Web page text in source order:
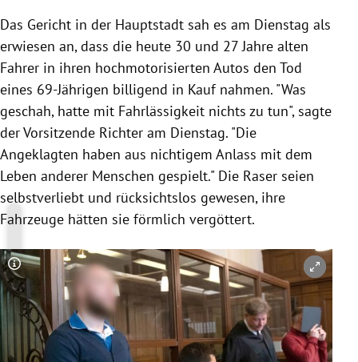
Das Gericht in der Hauptstadt sah es am Dienstag als
erwiesen an, dass die heute 30 und 27 Jahre alten
Fahrer in ihren hochmotorisierten Autos den Tod
eines 69-Jährigen billigend in Kauf nahmen. "Was
geschah, hatte mit Fahrlässigkeit nichts zu tun", sagte
der Vorsitzende Richter am Dienstag. "Die
Angeklagten haben aus nichtigem Anlass mit dem
Leben anderer Menschen gespielt." Die Raser seien
selbstverliebt und rücksichtslos gewesen, ihre
Fahrzeuge hätten sie förmlich vergöttert.
Copyright-Hinweis öffnen/schließen